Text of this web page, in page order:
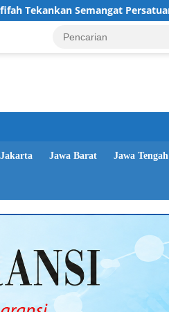
Persatuan di Jamnas XII
Jakarta Jawa Barat Jawa Tengah